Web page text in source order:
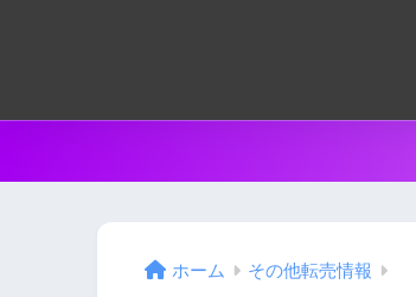
ホーム その他転売情報